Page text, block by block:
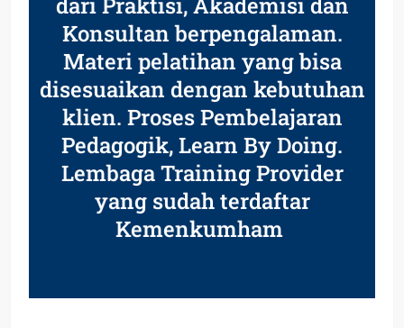
Konsultan berpengalaman.
Materi pelatihan yang bisa
disesuaikan dengan kebutuhan
klien. Proses Pembelajaran
Pedagogik, Learn By Doing.
Lembaga Training Provider
yang sudah terdaftar
Kemenkumham